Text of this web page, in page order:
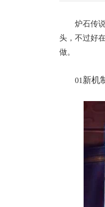
炉石传
头，不过好
做。
01 新机